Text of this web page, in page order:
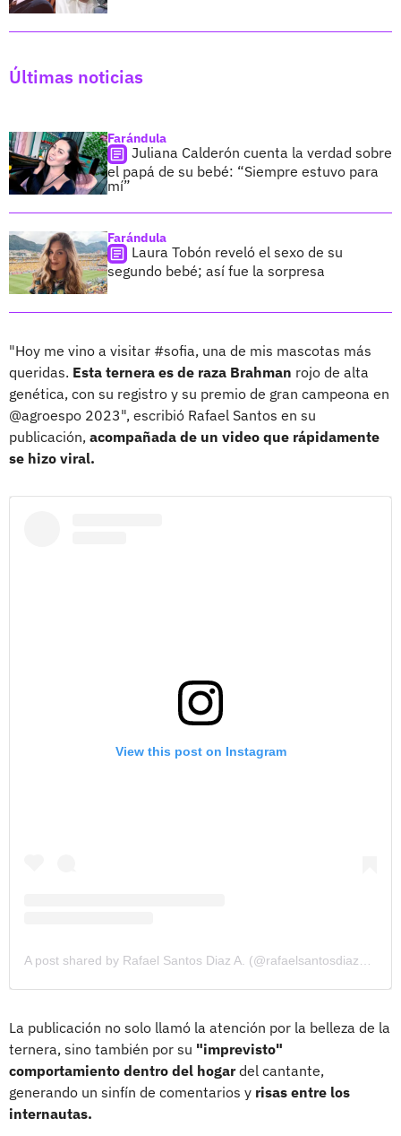
Últimas noticias
Farándula
Juliana Calderón cuenta la verdad sobre
el papá de su bebé: “Siempre estuvo para
mí”
Farándula
Laura Tobón reveló el sexo de su
segundo bebé; así fue la sorpresa
"Hoy me vino a visitar #sofia, una de mis mascotas más
queridas. Esta ternera es de raza Brahman rojo de alta
genética, con su registro y su premio de gran campeona en
@agroespo 2023", escribió Rafael Santos en su
publicación, acompañada de un video que rápidamente
se hizo viral.
View this post on Instagram
A post shared by Rafael Santos Diaz A. (@rafaelsantosdiazoficial)
La publicación no solo llamó la atención por la belleza de la
ternera, sino también por su "imprevisto"
comportamiento dentro del hogardel cantante,
generando un sinfín de comentarios y risas entre los
internautas.